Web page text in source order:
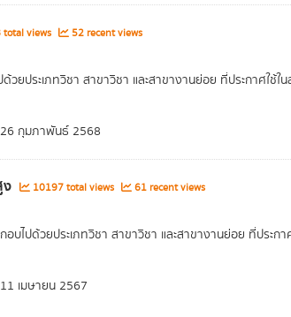
views 52 recent views
วยประเภทวิชา สาขาวิชา และสาขางานย่อย ที่ประกาศใช้
กุมภาพันธ์ 2568
10197 total views 61 recent views
บไปด้วยประเภทวิชา สาขาวิชา และสาขางานย่อย ที่ประ
เมษายน 2567